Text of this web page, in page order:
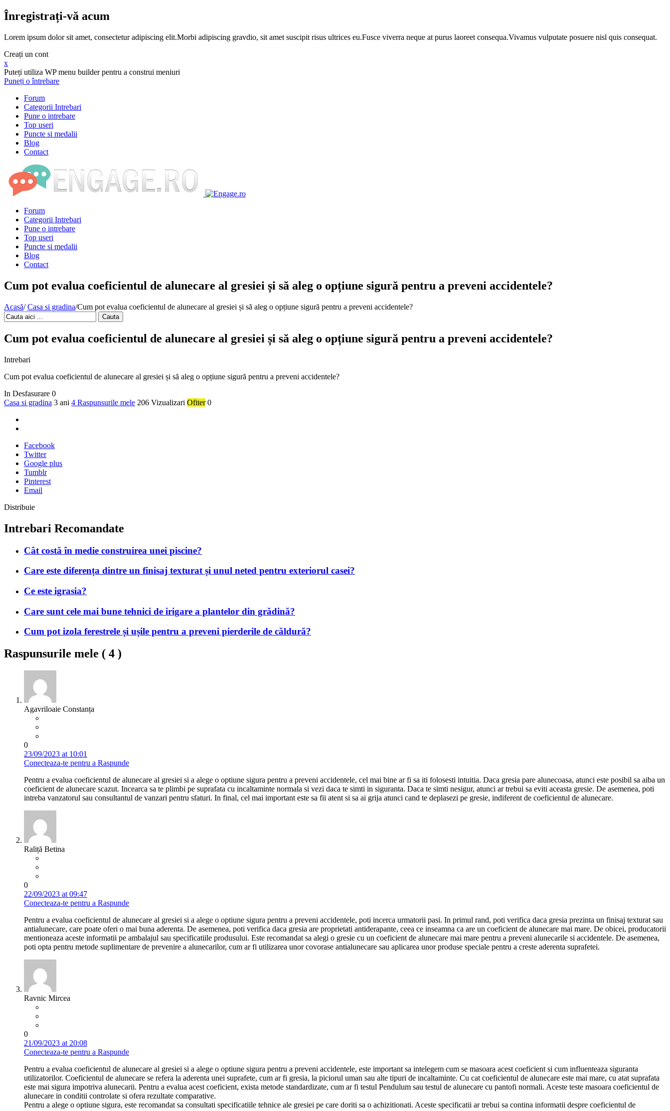
Înregistrați-vă acum
Lorem ipsum dolor sit amet, consectetur adipiscing elit.Morbi adipiscing gravdio, sit amet suscipit risus ultrices eu.Fusce viverra neque at purus laoreet consequa.Vivamus vulputate posuere nisl quis consequat.
Creați un cont
x
Puteți utiliza WP menu builder pentru a construi meniuri
Puneți o întrebare
Forum
Categorii Intrebari
Pune o intrebare
Top useri
Puncte si medalii
Blog
Contact
Forum
Categorii Intrebari
Pune o intrebare
Top useri
Puncte si medalii
Blog
Contact
Cum pot evalua coeficientul de alunecare al gresiei și să aleg o opțiune sigură pentru a preveni accidentele?
Acasă/ Casa si gradina/Cum pot evalua coeficientul de alunecare al gresiei și să aleg o opțiune sigură pentru a preveni accidentele?
Cauta
Cum pot evalua coeficientul de alunecare al gresiei și să aleg o opțiune sigură pentru a preveni accidentele?
Intrebari
Cum pot evalua coeficientul de alunecare al gresiei și să aleg o opțiune sigură pentru a preveni accidentele?
In Desfasurare 0
Casa si gradina 3 ani 4 Raspunsurile mele 206 Vizualizari Ofiter 0
Facebook
Twitter
Google plus
Tumblr
Pinterest
Email
Distribuie
Intrebari Recomandate
Cât costă în medie construirea unei piscine?
Care este diferența dintre un finisaj texturat și unul neted pentru exteriorul casei?
Ce este igrasia?
Care sunt cele mai bune tehnici de irigare a plantelor din grădină?
Cum pot izola ferestrele și ușile pentru a preveni pierderile de căldură?
Raspunsurile mele ( 4 )
Agavriloaie Constanța
0
23/09/2023 at 10:01
Conecteaza-te pentru a Raspunde
Pentru a evalua coeficientul de alunecare al gresiei si a alege o optiune sigura pentru a preveni accidentele, cel mai bine ar fi sa iti folosesti intuitia. Daca gresia pare alunecoasa, atunci este posibil sa aiba un
coeficient de alunecare scazut. Incearca sa te plimbi pe suprafata cu incaltaminte normala si vezi daca te simti in siguranta. Daca te simti nesigur, atunci ar trebui sa eviti aceasta gresie. De asemenea, poti
intreba vanzatorul sau consultantul de vanzari pentru sfaturi. In final, cel mai important este sa fii atent si sa ai grija atunci cand te deplasezi pe gresie, indiferent de coeficientul de alunecare.
Raliță Betina
0
22/09/2023 at 09:47
Conecteaza-te pentru a Raspunde
Pentru a evalua coeficientul de alunecare al gresiei si a alege o optiune sigura pentru a preveni accidentele, poti incerca urmatorii pasi. In primul rand, poti verifica daca gresia prezinta un finisaj texturat sau
antialunecare, care poate oferi o mai buna aderenta. De asemenea, poti verifica daca gresia are proprietati antiderapante, ceea ce inseamna ca are un coeficient de alunecare mai mare. De obicei, producatorii
mentioneaza aceste informatii pe ambalajul sau specificatiile produsului. Este recomandat sa alegi o gresie cu un coeficient de alunecare mai mare pentru a preveni alunecarile si accidentele. De asemenea,
poti opta pentru metode suplimentare de prevenire a alunecarilor, cum ar fi utilizarea unor covorase antialunecare sau aplicarea unor produse speciale pentru a creste aderenta suprafetei.
Ravnic Mircea
0
21/09/2023 at 20:08
Conecteaza-te pentru a Raspunde
Pentru a evalua coeficientul de alunecare al gresiei si a alege o optiune sigura pentru a preveni accidentele, este important sa intelegem cum se masoara acest coeficient si cum influenteaza siguranta
utilizatorilor. Coeficientul de alunecare se refera la aderenta unei suprafete, cum ar fi gresia, la piciorul uman sau alte tipuri de incaltaminte. Cu cat coeficientul de alunecare este mai mare, cu atat suprafata
este mai sigura impotriva alunecarii. Pentru a evalua acest coeficient, exista metode standardizate, cum ar fi testul Pendulum sau testul de alunecare cu pantofi normali. Aceste teste masoara coeficientul de
alunecare in conditii controlate si ofera rezultate comparative.
Pentru a alege o optiune sigura, este recomandat sa consultati specificatiile tehnice ale gresiei pe care doriti sa o achizitionati. Aceste specificatii ar trebui sa contina informatii despre coeficientul de